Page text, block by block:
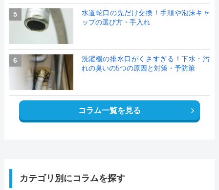
5
水道蛇口の先だけ交換！手順や泡沫キャ
ップの選び方・手入れ
6
洗濯機の排水口がくさすぎる！下水・汚
れの臭いの5つの原因と対策・予防策
コラム一覧を見る
カテゴリ別にコラムを探す